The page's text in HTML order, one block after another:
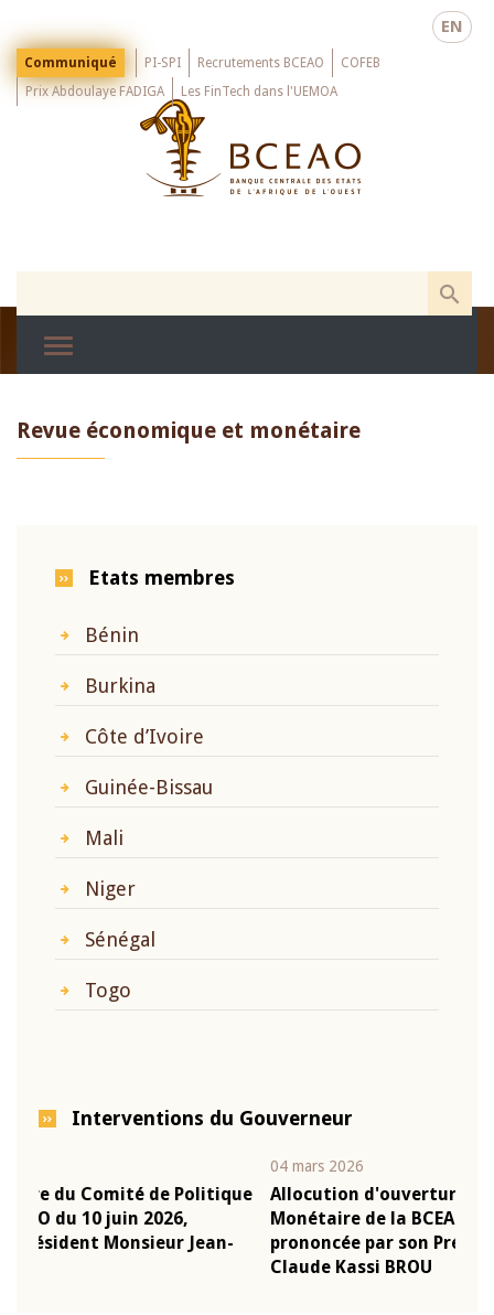
main
EN
Menu
Top
Communiqué PI-SPI Recrutements BCEAO
COFEB
Prix Abdoulaye FADIGA
Les FinTech dans l'UEMOA
Revue économique et monétaire
Etats membres
Bénin
Burkina
Côte d’Ivoire
Guinée-Bissau
Mali
Niger
Sénégal
Togo
Interventions du Gouverneur
Allocution d'ouverture du Comité de Politique
Monétaire de la BCEAO du 4 mars 2026,
prononcée par son Président Monsieur Jean-